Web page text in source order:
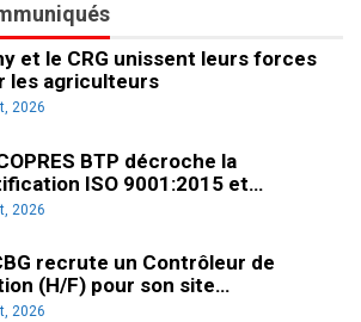
et le CRG unissent leurs forces
les agriculteurs
2026
BTP décroche la
ISO 9001:2015 et…
2026
recrute un Contrôleur de
(H/F) pour son site…
2026